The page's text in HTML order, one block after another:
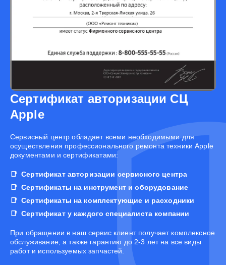
Сертификат авторизации СЦ
Apple
Cервисный центр обладает всеми необходимыми для
осуществления профессионального ремонта техники Apple
документами и сертификатами:
Сертификат авторизации сервисного центра
Сертификаты на инструмент и оборудование
Сертификаты на комплектующие и расходники
Сертификат у каждого специалиста компании
При обращении в наш сервис клиент получает комплексное
обслуживание, а также гарантию до 2-3 лет на все виды
работ и используемых запчастей.